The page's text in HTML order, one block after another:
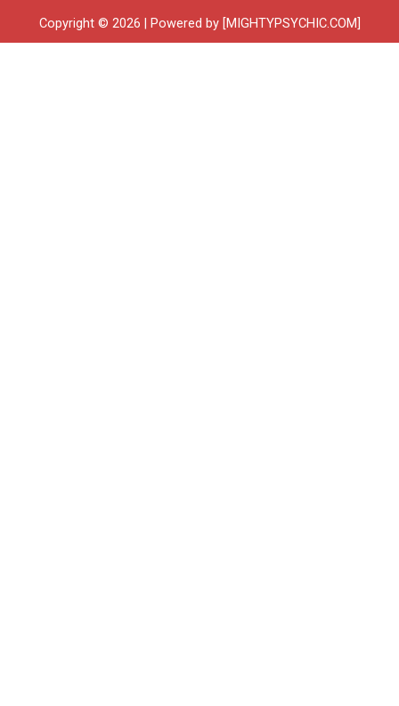
Copyright © 2026 | Powered by [MIGHTYPSYCHIC.COM]